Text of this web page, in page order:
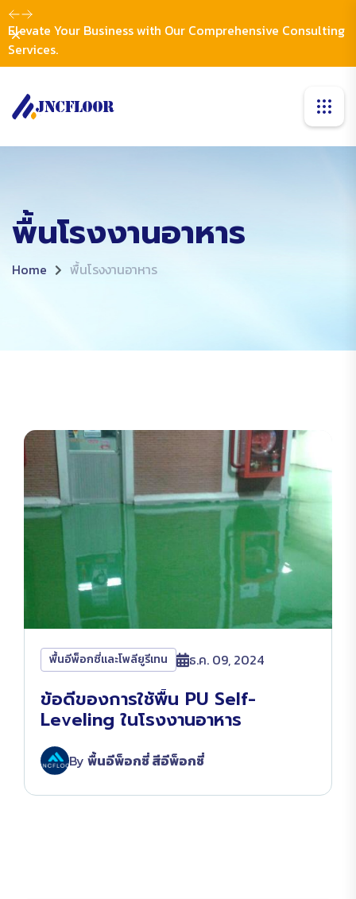
Elevate Your Business with Our Comprehensive Consulting
Services.
Dismiss
พื้นโรงงานอาหาร
Home พื้นโรงงานอาหาร
พื้นอีพ็อกซี่และโพลียูรีเทน ธ.ค. 09, 2024
ข้อดีของการใช้พื้น PU Self-
Leveling ในโรงงานอาหาร
By พื้นอีพ็อกซี่ สีอีพ็อกซี่